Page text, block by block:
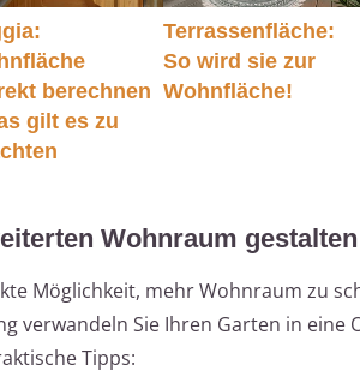
berechnen
gilt es zu
Terrassenfläche:
So wird sie zur
Wohnfläche!
Wohnraum gestalten
Möglichkeit, mehr Wohnraum zu
verwandeln Sie Ihren Garten in
Tipps: